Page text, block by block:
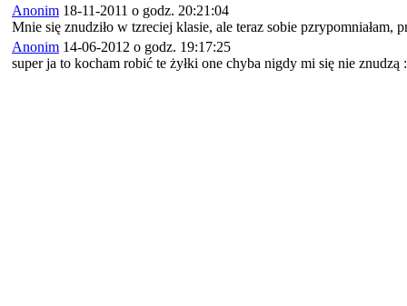
Anonim 18-11-2011 o godz. 20:21:04
Mnie się znudziło w tzreciej klasie, ale teraz sobie pzrypomniałam,
Anonim 14-06-2012 o godz. 19:17:25
super ja to kocham robić te żyłki one chyba nigdy mi się nie znudzą